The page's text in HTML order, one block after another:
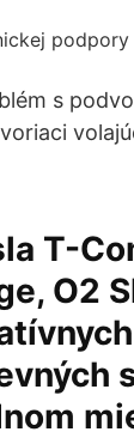
s
T-
O2